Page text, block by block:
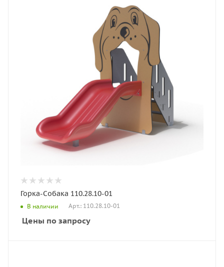
Горка-Собака 110.28.10-01
В наличии Арт.: 110.28.10-01
Цены по запросу